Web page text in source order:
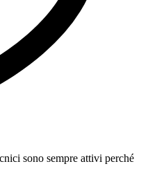
sono sempre attivi perché